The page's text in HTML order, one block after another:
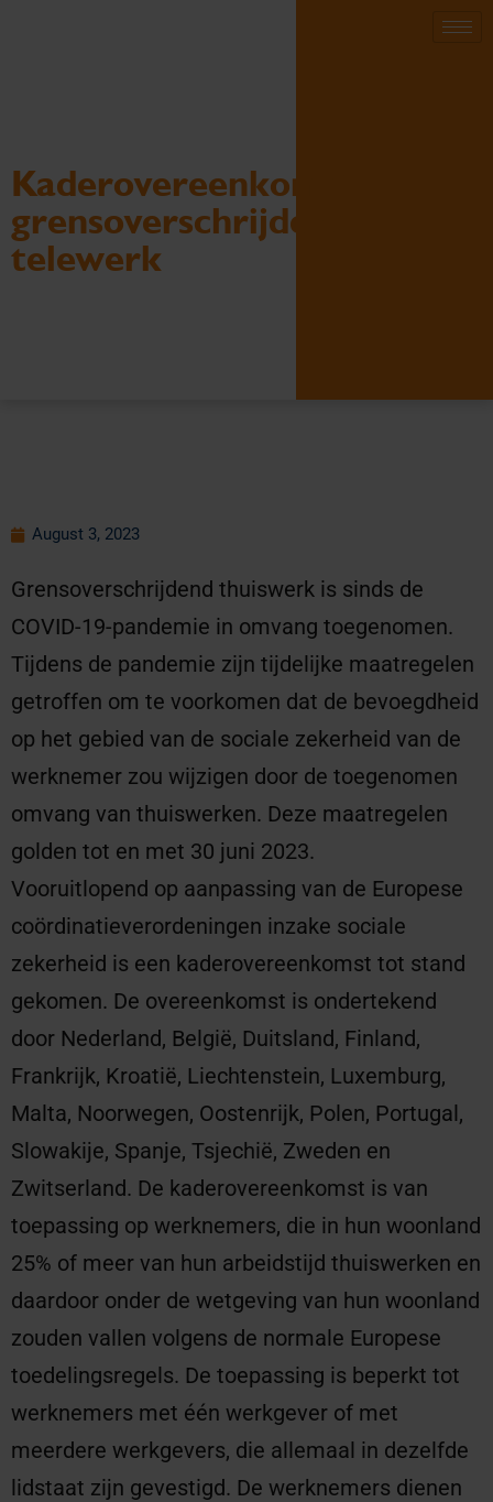
Kaderovereenkomst
grensoverschrijdend
telewerk
August 3, 2023
Grensoverschrijdend thuiswerk is sinds de
COVID-19-pandemie in omvang toegenomen.
Tijdens de pandemie zijn tijdelijke maatregelen
getroffen om te voorkomen dat de bevoegdheid
op het gebied van de sociale zekerheid van de
werknemer zou wijzigen door de toegenomen
omvang van thuiswerken. Deze maatregelen
golden tot en met 30 juni 2023.
Vooruitlopend op aanpassing van de Europese
coördinatieverordeningen inzake sociale
zekerheid is een kaderovereenkomst tot stand
gekomen. De overeenkomst is ondertekend
door Nederland, België, Duitsland, Finland,
Frankrijk, Kroatië, Liechtenstein, Luxemburg,
Malta, Noorwegen, Oostenrijk, Polen, Portugal,
Slowakije, Spanje, Tsjechië, Zweden en
Zwitserland. De kaderovereenkomst is van
toepassing op werknemers, die in hun woonland
25% of meer van hun arbeidstijd thuiswerken en
daardoor onder de wetgeving van hun woonland
zouden vallen volgens de normale Europese
toedelingsregels. De toepassing is beperkt tot
werknemers met één werkgever of met
meerdere werkgevers, die allemaal in dezelfde
lidstaat zijn gevestigd. De werknemers dienen